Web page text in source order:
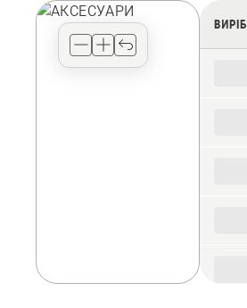
view
ВИРІБ